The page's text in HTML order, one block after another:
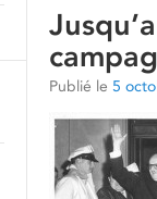
Publié le 5